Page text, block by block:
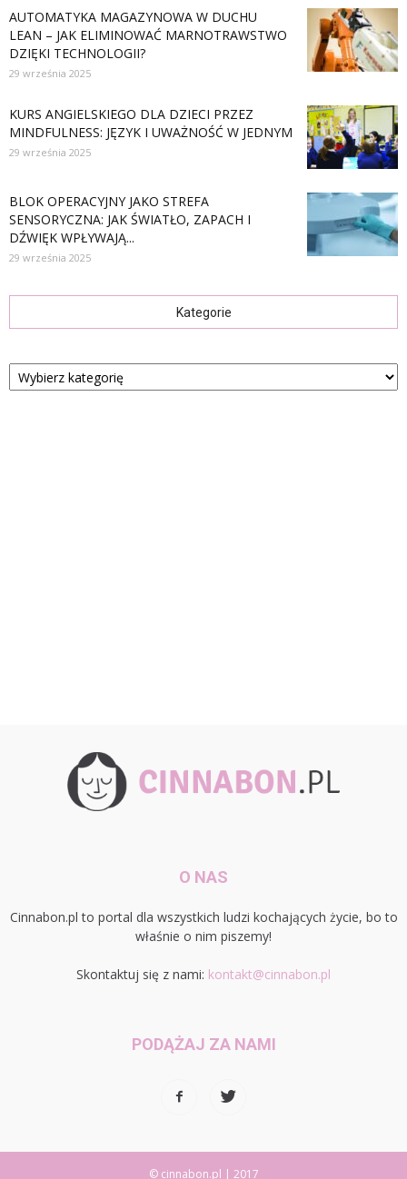
AUTOMATYKA MAGAZYNOWA W DUCHU
LEAN – JAK ELIMINOWAĆ MARNOTRAWSTWO
DZIĘKI TECHNOLOGII?
29 września 2025
KURS ANGIELSKIEGO DLA DZIECI PRZEZ
MINDFULNESS: JĘZYK I UWAŻNOŚĆ W JEDNYM
29 września 2025
BLOK OPERACYJNY JAKO STREFA
SENSORYCZNA: JAK ŚWIATŁO, ZAPACH I
DŹWIĘK WPŁYWAJĄ...
29 września 2025
Kategorie
Kategorie
O NAS
Cinnabon.pl to portal dla wszystkich ludzi kochających życie, bo to
właśnie o nim piszemy!
Skontaktuj się z nami: kontakt@cinnabon.pl
PODĄŻAJ ZA NAMI
© cinnabon.pl | 2017